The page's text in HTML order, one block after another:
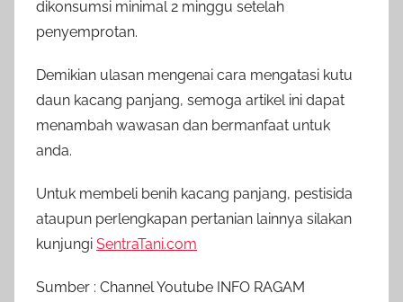
dikonsumsi minimal 2 minggu setelah
penyemprotan.
Demikian ulasan mengenai cara mengatasi kutu
daun kacang panjang, semoga artikel ini dapat
menambah wawasan dan bermanfaat untuk
anda.
Untuk membeli benih kacang panjang, pestisida
ataupun perlengkapan pertanian lainnya silakan
kunjungi SentraTani.com
Sumber : Channel Youtube INFO RAGAM